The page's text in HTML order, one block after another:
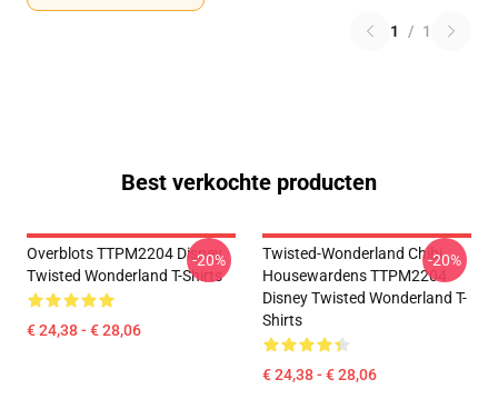
1 / 1
Best verkochte producten
Overblots TTPM2204 Disney
Twisted Wonderland T-Shirts
€ 24,38 - € 28,06
-20%
Twisted-Wonderland Chibi
Housewardens TTPM2204
Disney Twisted Wonderland T-
Shirts
€ 24,38 - € 28,06
-20%